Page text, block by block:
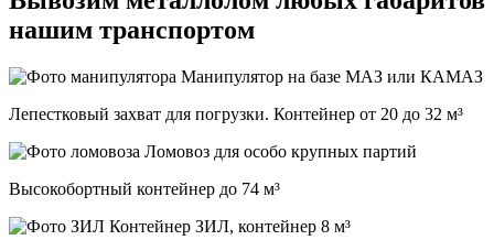
нашим транспортом
Манипулятор на базе МАЗ или КАМАЗ
Лепестковый захват для погрузки. Контейнер от 20 до 32 м³
Ломовоз для особо крупных партий
Высокобортный контейнер до 74 м³
ЗИЛ, контейнер 8 м³